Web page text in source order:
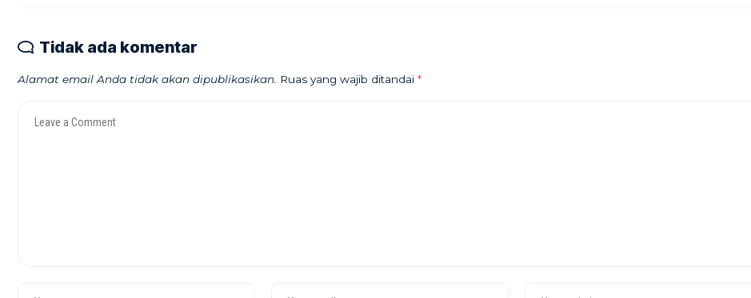
Tidak ada komentar
Alamat email Anda tidak akan dipublikasikan. Ruas yang wajib ditandai *